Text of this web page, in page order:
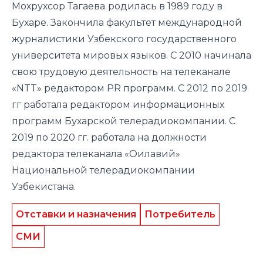
Мохрухсор Тагаева родилась в 1989 году в
Бухаре. Закончила факультет международной
журналистики Узбекского государственного
университета мировых языков. С 2010 начинала
свою трудовую деятельность на телеканале
«NTT» редактором PR программ. С 2012 по 2019
гг работала редактором информационных
программ Бухарской телерадиокомпании. С
2019 по 2020 гг. работала на должности
редактора телеканала «Оилавий»
Национальной телерадиокомпании
Узбекистана.
Отставки и назначения
Потребитель
СМИ